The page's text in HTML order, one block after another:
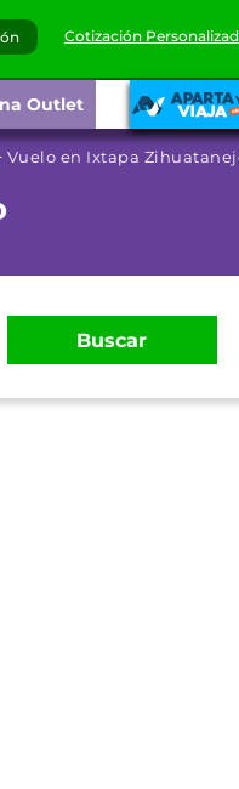
Cotización
Outlet
Vuelo en Ixtapa
Buscar